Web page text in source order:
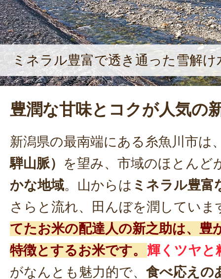
ミネラル豊富で透き通った雪解け
豊潤な甘味とコクが人気の
新潟県の最南端にある糸魚川市は
騨山脈） を望み、市域のほとんど
かな地域。山からは ミネラル豊富
さらと流れ、田んぼを潤していま
てたお米の配達人の新之助は、豊
特徴とするお米です。 輝くツヤと
がなんとも魅力的で、 食べ応えの